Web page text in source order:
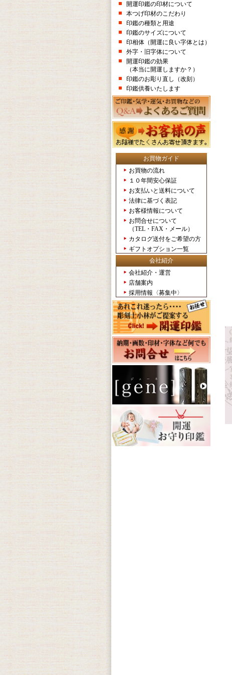
開運印鑑の印材について
本つげ印材のこだわり
印鑑の種類と用途
印鑑のサイズについて
印相体（開運に良い字体とは）
外字・旧字体について
開運印鑑の効果
（本当に開運しますか？）
印鑑のお彫り直し（改刻）
印鑑供養いたします
お買物ガイド
お買物の流れ
１０年間安心保証
お支払いと送料について
法律に基づく表記
お客様情報について
お問合せについて
（TEL・FAX・メール）
カタログ送付をご希望の方
ギフトオプション一覧
会社紹介
会社紹介・運営
店舗案内
採用情報〈募集中〉